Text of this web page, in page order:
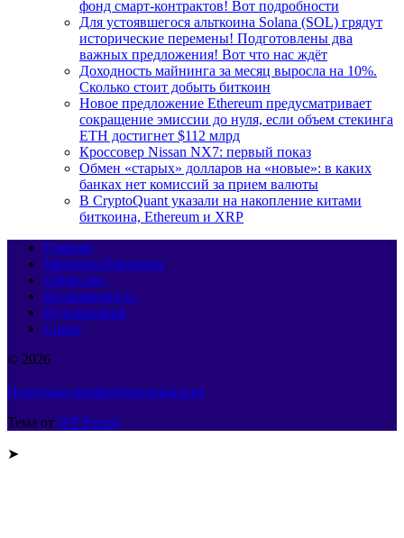
фонд смарт-контрактов! Вот подробности
Для устоявшегося альткоина Solana (SOL) грядут
исторические перемены! Подготовлены два
важных предложения! Вот что нас ждёт
Доходность майнинга за месяц выросла на 10%.
Сколько стоит добыть биткоин
Новое предложение Ethereum предусматривает
сокращение эмиссии до нуля, если объем стекинга
ETH достигнет $112 млрд
Кроссовер Nissan NX7: первый показ
Обмен «старых» долларов на «новые»: в каких
банках нет комиссий за прием валюты
В CryptoQuant указали на накопление китами
биткоина, Ethereum и XRP
Главная
Мировая Панорама
Общество
Недвижимость
Путешествия
Спорт
© 2026
Политика конфиденциальности
Тема от WP Puzzle
➤